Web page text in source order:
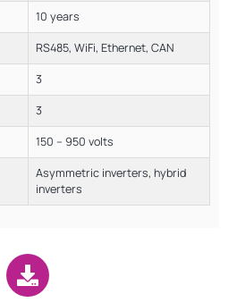
10 years
RS485, WiFi, Ethernet, CAN
3
3
150 – 950 volts
Asymmetric inverters, hybrid
inverters